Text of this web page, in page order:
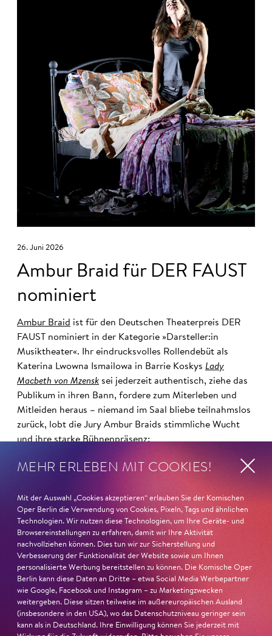
26. Juni 2026
Ambur Braid für DER FAUST
nominiert
Ambur Braid ist für den Deutschen Theaterpreis DER
FAUST nominiert in der Kategorie »Darsteller:in
Musiktheater«. Ihr eindrucksvolles Rollendebüt als
Katerina Lwowna Ismailowa in Barrie Koskys Lady
Macbeth von Mzensk sei jederzeit authentisch, ziehe das
Publikum in ihren Bann, fordere zum Miterleben und
Mitleiden heraus – niemand im Saal bliebe teilnahmslos
zurück, lobt die Jury Ambur Braids stimmliche Wucht
und ihre starke Bühnenpräsenz:
»In dem überwältigenden Farbenreichtum ihres Spiels
wie die verzweifelte Einsamkeit ihrer Figur.«Jury-
Begründung
MEHR ERLEBEN MIT COOKIES!
Mit der Auswahl „Cookies akzeptieren“ erlauben Sie der Komischen
Oper Berlin die Verwendung von Cookies, Pixeln, Tags und ähnlichen
Technologien. Wir nutzen diese Technologien, um Ihre Geräte- und
Browsereinstellungen zu erfahren, damit wir Ihre Aktivität
nachvollziehen können. Dies tun wir zur Sicherstellung und
Verbesserung der Funktionalität der Website sowie um Ihnen
personalisierte Werbung bereitstellen zu können. Die Komische Oper
Berlin kann diese Daten an Dritte – etwa Social Media Werbepartner
wie Google, Facebook und Instagram – zu Marketingzwecken
weitergeben. Diese sitzen teilweise im außereuropäischen Ausland
(insbesondere in den USA), wo das Datenschutzniveau geringer sein
kann als in Deutschland. Ihre Einwilligung können Sie jederzeit mit